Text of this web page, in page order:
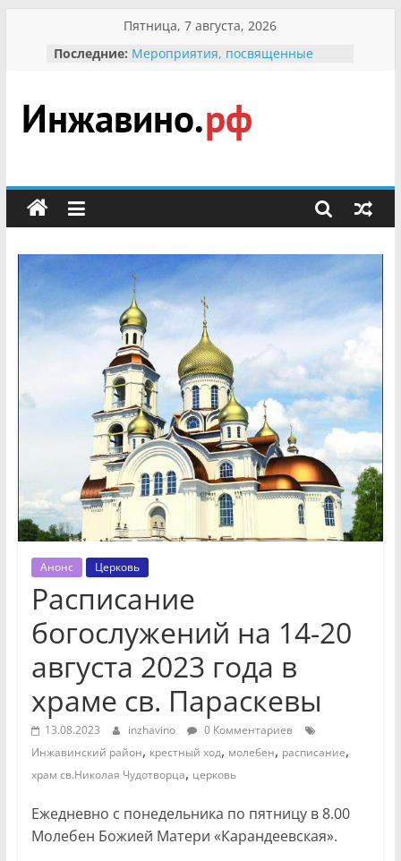
содержимому
Пятница, 7 августа, 2026
Последние: Мероприятия, посвященные
гражданин Инжавинского округа»
участнице Великой
Отечественной, фронтовичке
Безопасность в сети Интернет
мероприятии «Сохраним
первоцветы!»
В вольере Воронинского
заповедника родились крапчатые
суслики
Инжавино.рф
сельский
портал
Анонс Церковь
Расписание
богослужений на 14-20
августа 2023 года в
храме св. Параскевы
13.08.2023 inzhavino
0 Комментариев
Инжавинский район, крестный ход, молебен, расписание,
храм св.Николая Чудотворца, церковь
Ежедневно с понедельника по пятницу в 8.00
Молебен Божией Матери «Карандеевская».